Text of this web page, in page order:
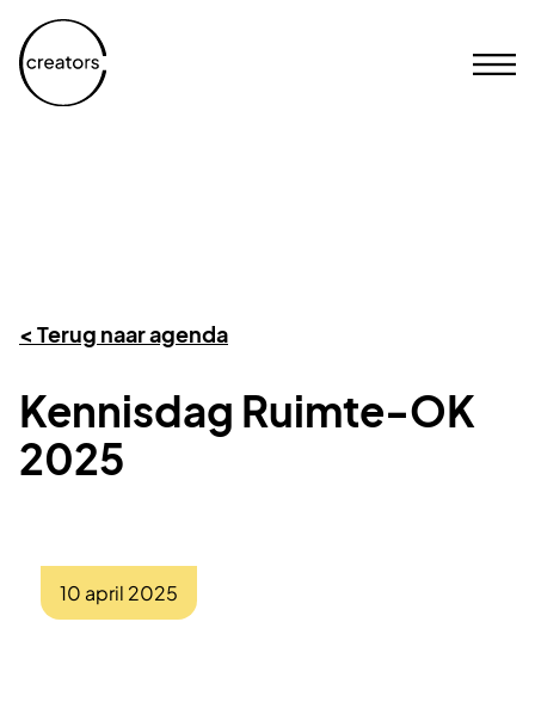
< Terug naar agenda
Kennisdag Ruimte-OK
2025
10 april 2025